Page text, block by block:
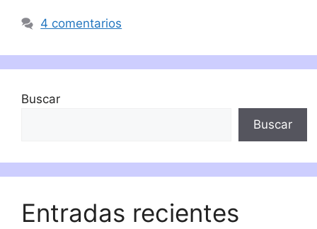
4 comentarios
Buscar
Buscar
Entradas recientes